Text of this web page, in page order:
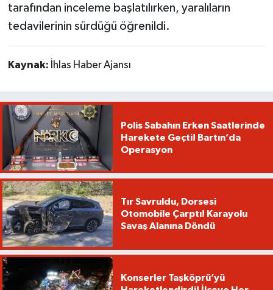
tarafından inceleme başlatılırken, yaralıların
tedavilerinin sürdüğü öğrenildi.
Kaynak: İhlas Haber Ajansı
Polis Sabahın Erken Saatlerinde
Harekete Geçti! Bartın’da
Operasyon
Tır Savruldu, Dorsesi
Otomobile Çarptı! Karayolu
Savaş Alanına Döndü
Konserler Taşköprü’yü